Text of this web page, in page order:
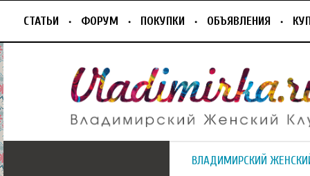
СТАТЬИ ФОРУМ ПОКУПКИ ОБЪЯВЛЕНИЯ
ВЛАДИМИРСКИЙ